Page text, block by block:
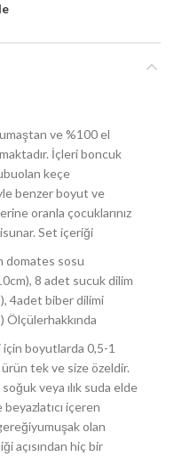
ve %100 el
İçleri boncuk
keçe
benzer boyut ve
oranla çocuklarınız
Set içeriği
domates sosu
8 adet sucuk dilim
4adet biber dilimi
Ölçülerhakkında
boyutlarda 0,5-1
ürün tek ve size özeldir.
veya ılık suda elde
beyazlatıcı içeren
olan
açısından hiç bir